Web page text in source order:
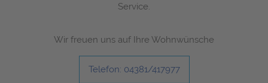
Service.
Wir freuen uns auf Ihre Wohnwünsche
Telefon: 04381/417977